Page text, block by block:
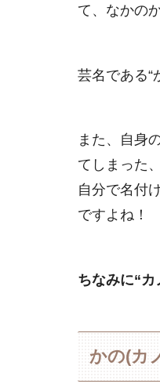
て、なかの
芸名である“
また、自身
てしまった
自分で名付
ですよね！
ちなみに“カ
かの(カ